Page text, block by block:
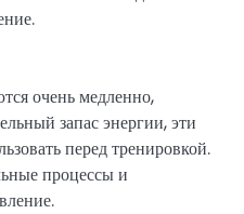
очень медленно,
запас энергии, эти
перед тренировкой.
процессы и